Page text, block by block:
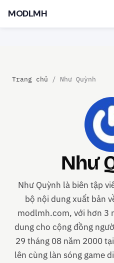
Game offline
MODLMH
Trang chủ / Như Quỳnh
Như
Như Quỳnh là biên tập
bộ nội dung xuất bản
modlmh.com, với hơn 3
dung cho cộng đồng
29 tháng 08 năm 2000
lên cùng làn sóng game